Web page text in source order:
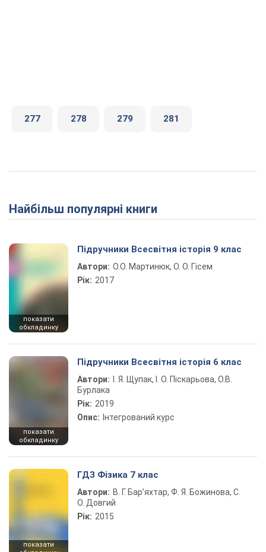
277 278 279 281
Найбільш популярні книги
показати
обкладинку
Підручники Всесвітня історія 9 клас
Автори: О.О. Мартинюк, О. О. Гісем
Рік: 2017
показати
обкладинку
Підручники Всесвітня історія 6 клас
Автори:
І. Я. Щупак, І. О. Піскарьова, О.В.
Бурлака
Рік: 2019
Опис: Інтегрований курс
показати
ГДЗ Фізика 7 клас
Автори: В. Г. Бар’яхтар, Ф. Я. Божинова, С.
О. Довгий
Рік: 2015